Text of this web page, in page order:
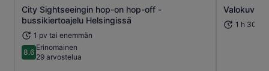
City Sightseeingin hop-on hop-off -
bussikiertoajelu Helsingissä
1 pv tai enemmän
8.68.6 kautta 10
Erinomainen
29 arvostelua
Aukeaa uudelle välilehdelle
1 h 30